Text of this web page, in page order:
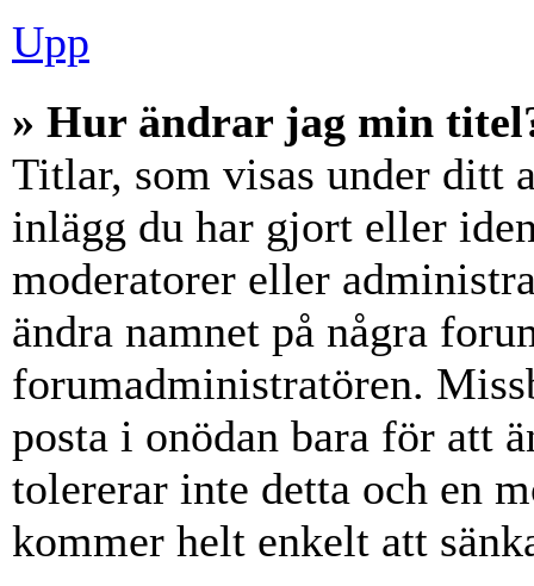
Upp
» Hur ändrar jag min
Titlar, som visas under ditt
inlägg du har gjort eller
moderatorer eller
ändra namnet på några
forumadministratören.
posta i onödan bara för att
tolererar inte detta och en
kommer helt enkelt att